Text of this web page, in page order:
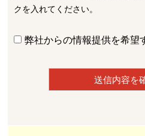
クを入れてください。
弊社からの情報提供を希望